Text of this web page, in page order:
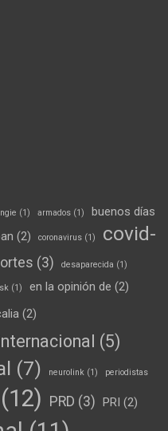
(1) armados (1)
buenos días
(2) coronavirus (1)
covid-
(3) desaparecida (1)
(1) en la opinión de (2)
(2)
(5)
(7) neurolink (1) periodistas
(12) PRD (3) PRI (2)